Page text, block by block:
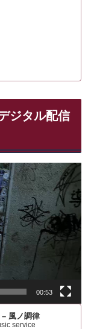
ジタル配信
00:53
– 風ノ調律
service